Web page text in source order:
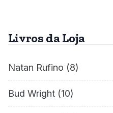
Livros da Loja
Natan Rufino (8)
Bud Wright (10)